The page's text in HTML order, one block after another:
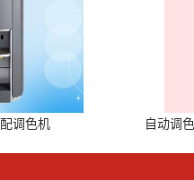
调色机 自动调